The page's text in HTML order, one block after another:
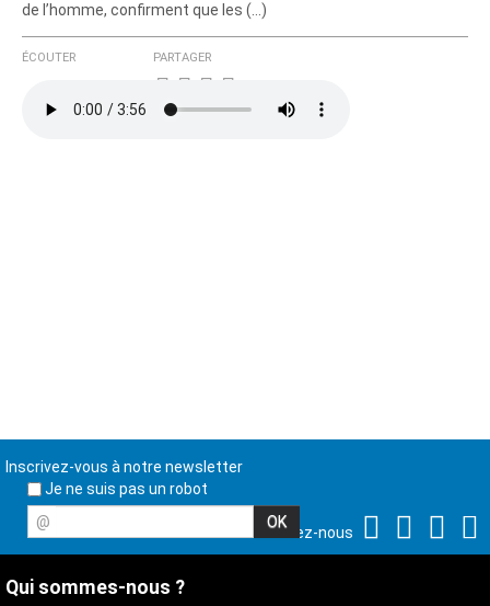
de l’homme, confirment que les (…)
ÉCOUTER PARTAGER
Inscrivez-vous à notre newsletter
Je ne suis pas un robot
@
Suivez-nous
Qui sommes-nous ?